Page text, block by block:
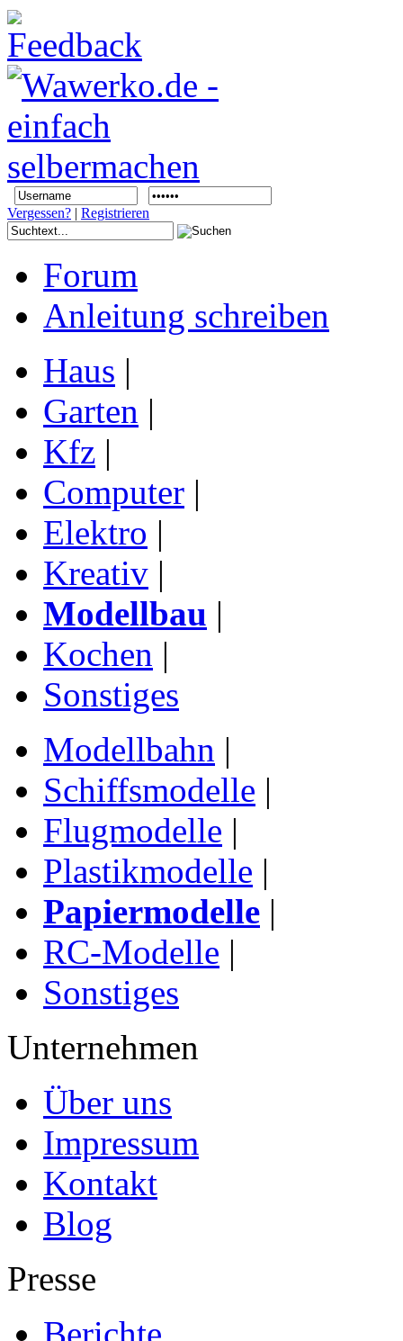
Vergessen? | Registrieren
Forum
Anleitung schreiben
Haus |
Garten |
Kfz |
Computer |
Elektro |
Kreativ |
Modellbau |
Kochen |
Sonstiges
Modellbahn |
Schiffsmodelle |
Flugmodelle |
Plastikmodelle |
Papiermodelle |
RC-Modelle |
Sonstiges
Unternehmen
Über uns
Impressum
Kontakt
Blog
Presse
Berichte